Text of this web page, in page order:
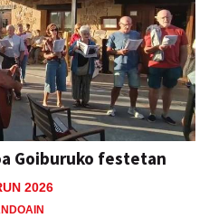
Goiburuko festetan
2026